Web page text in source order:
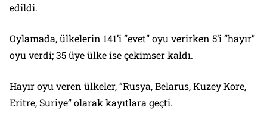
edildi.
Oylamada, ülkelerin 141’i “evet” oyu verirken 5’i “hayır”
oyu verdi; 35 üye ülke ise çekimser kaldı.
Hayır oyu veren ülkeler, “Rusya, Belarus, Kuzey Kore,
Eritre, Suriye” olarak kayıtlara geçti.